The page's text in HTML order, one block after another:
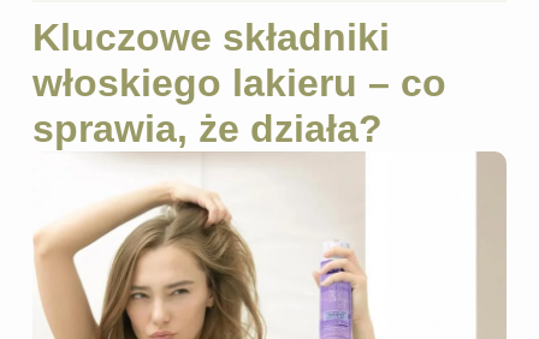
Kluczowe składniki
włoskiego lakieru – co
sprawia, że działa?